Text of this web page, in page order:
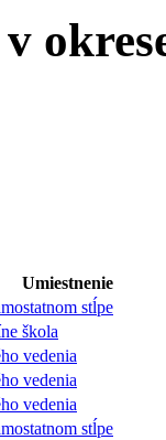
Umiestnenie
stĺpe
škola
vedenia
vedenia
vedenia
stĺpe